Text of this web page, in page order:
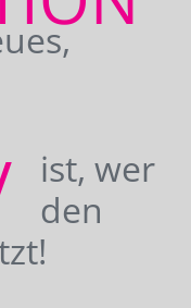
ist, wer
den